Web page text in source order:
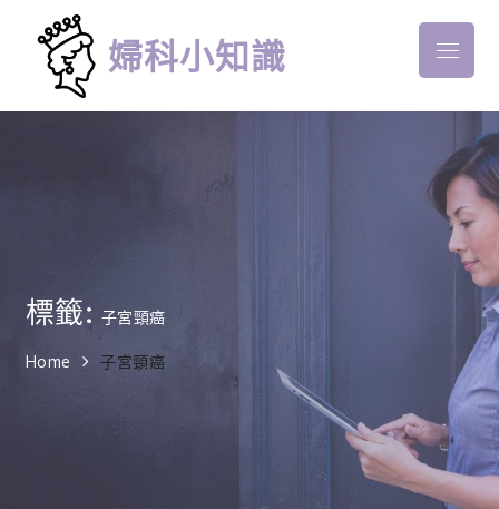
content
婦科小知識 Menu
標籤: 子宮頸癌
Home 子宮頸癌